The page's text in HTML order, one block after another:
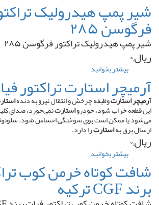
شیر پمپ هیدرولیک
فرگوسن ۲۸۵
شیر پمپ هیدرولیک تراکتور فرگوسن ۲۸۵
ریال,۰
بیشتر بخوانید
پمپ
هیدرولیک
تراکتور
فرگوسن
۲۸۵
آرمیچر استارت تراکتور
آرمیچر استارتوظیفه چرخش و انتقال نیرو به دنده
این قطعه خراب شود، خودرواستارتنمی‌خورد، صدای
می‌شود یا ممکن است بوی سوختگی احساس شود.
ارسال برق بهاستارترا دارد.
ریال,۰
بیشتر بخوانید
استارت
تراکتور
فیات
شافت کوتاه خرمن کوب
برند CGF ترکیه